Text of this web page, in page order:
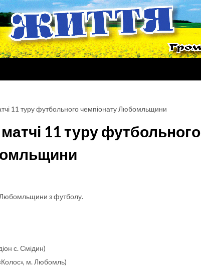
11 туру футбольного чемпіонату Любомльщини
11 туру футбольного
Любомльщини з футболу.
с. Смідин)
м. Любомль)